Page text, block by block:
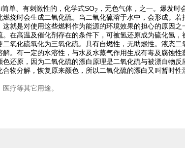
简单、有刺激性的 ，化学式SO2 ，无色气体， 之一。 爆发时
烧时会生成二氧化硫。当二氧化硫溶于水中，会形成。若
这就是对使用这些燃料作为能源的环境效果的担心的原因之
。在高温及催化剂存在的条件下，可被氢还原成为硫化氢
二氧化硫氧化为三氧化硫。具有自燃性，无助燃性。液态二
。有一定的水溶性，与水及水蒸气作用生成有毒及腐蚀性
色还原，因为二氧化硫的漂白原理是二氧化硫与被漂白物
物分解，恢复原来颜色，所以二氧化硫的漂白又叫暂时性
疗等其它用途。